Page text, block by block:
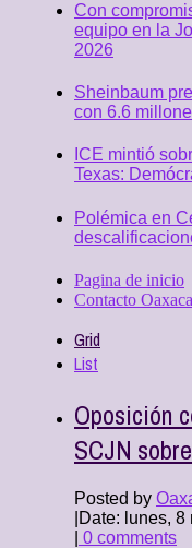
Con
equipo en la
2026
Sheinbaum
con 6.6
ICE mintió
Texas:
Polémica en
Pagina de inicio
Contacto
Grid
List
Oposición
SCJN
Posted by
Date: lunes, 8
0 comments